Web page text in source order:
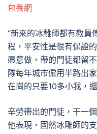
包養網
“新來的冰雕師都有教員
程，平安性是很有保證
愿意做，帶的門徒都留
隊每年城市僱用半路出
在崗的只要10多小我，
辛勞帶出的門徒，干一
他表現，固然冰雕師的